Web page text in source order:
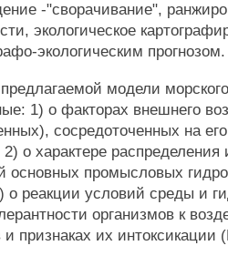
-"сворачивание",
экологическое
экологическим прогнозом.
модели
1) о факторах внешнего
сосредоточенных на
о характере
основных промысловых
о реакции условий среды и
организмов к
признаках их интоксикации